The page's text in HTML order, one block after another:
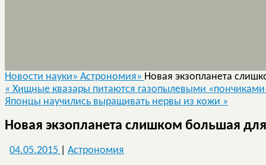
Новости науки» Астрономия» Новая экзопланета
« Хищные квазары питаются газопылевыми
Японцы научились выращивать нервы из кожи »
Новая экзопланета слишком большая
04.05.2015 Астрономия